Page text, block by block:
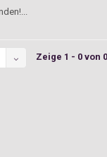
Zeige 1 - 0 von 0